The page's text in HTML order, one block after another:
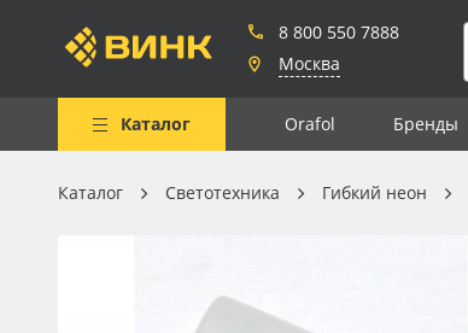
8 800 550 7888
Москва
Каталог Orafol Бренды
Весь каталог
Самоклеящиеся плёнки
Каталог Светотехника Гибкий неон